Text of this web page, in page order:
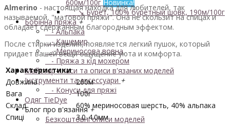
600м/100г Новинка!
↘ Бурет, 100% буретный шовк, 190м/100г
Бобінна пряжа+
- Альпака
- Кашемир
- Мериносова вовна
- Пряжа з кід мохером
Майстер-класи та описи в'язаних моделей
Інструменти та аксессуари +
- Конуси для пряжі
Одяг TieDye
Блог про в'язання+
Безкоштовні описи моделей
Almerino - настоящая находка для любителей, так
называемой, "матовой пряжи". Она не скользит на спицах и
обладает сдержанным благородным эффектом.
После стирки изделия, появляется легкий пушок, который
придает вашей вещи ощущение уюта и комфорта.
Характеристики
Довжина
260м
Вага
100г
Склад
60% мериносовая шерсть, 40% альпака
Спиці
3.0-4.0мм